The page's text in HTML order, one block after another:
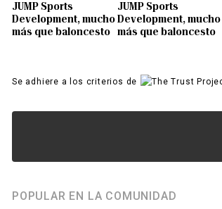
JUMP Sports
Development, mucho
más que baloncesto
JUMP Sports
Development, mucho
más que baloncesto
Se adhiere a los criterios de
POPULAR EN LA COMUNIDAD